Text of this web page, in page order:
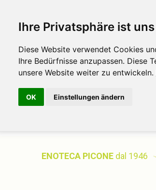
Ihre Privatsphäre ist
Diese Website verwendet Cookies
Ihre Bedürfnisse anzupassen. Diese
unsere Website weiter zu entwickeln.
OK Einstellungen ändern
ENOTECA PICONE dal 1946